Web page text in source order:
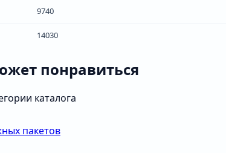
9740
14030
понравиться
каталога
пакетов